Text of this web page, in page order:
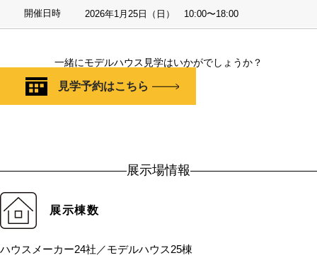
開催日時 2026年1月25日（日） 10:00〜18:00
一緒にモデルハウス見学はいかがでしょうか？
見学予約はこちら
展示場情報
展示棟数
ハウスメーカー24社／モデルハウス25棟